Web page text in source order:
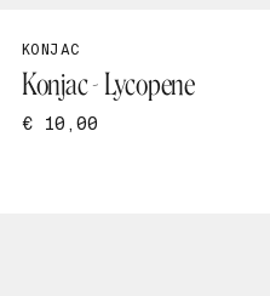
KONJAC
Konjac - Lycopene
€ 10,00